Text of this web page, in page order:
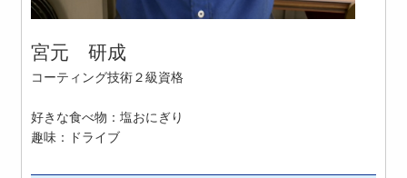
宮元 研成
コーティング技術２級資格
好きな食べ物：塩おにぎり
趣味：ドライブ